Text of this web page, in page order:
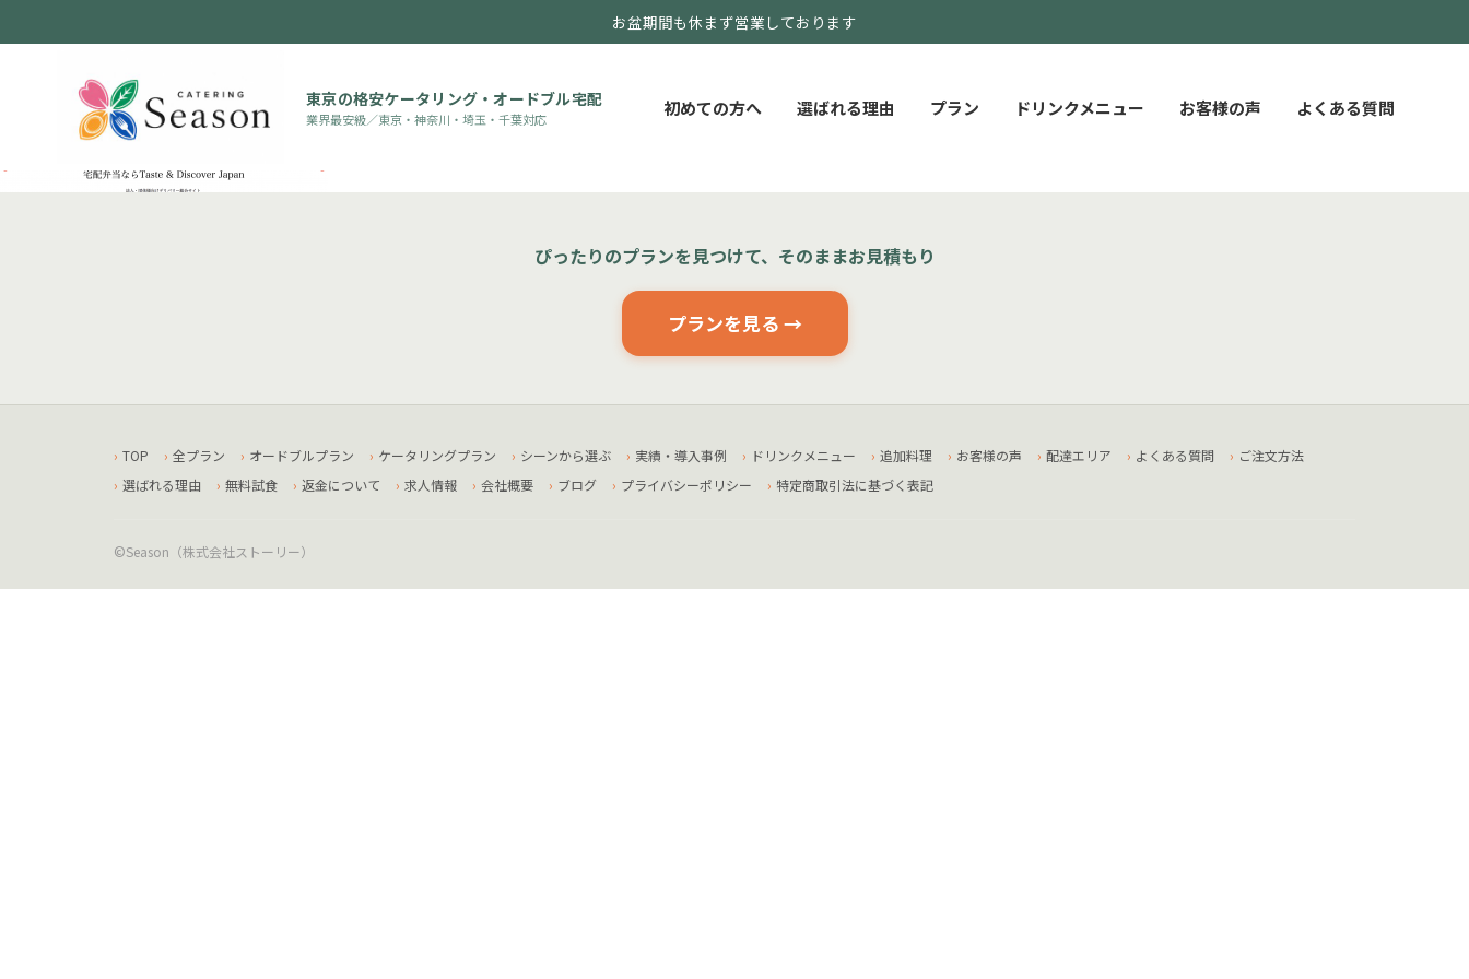
お盆期間も休まず営業しております
東京の格安ケータリング・オードブル宅配
業界最安級／東京・神奈川・埼玉・千葉対応 初めての方へ 選ばれる理由 プラン ドリンクメニュー お客様の声 よくある質問
ぴったりのプランを見つけて、そのままお見積もり
プランを見る →
TOP 全プラン オードブルプラン ケータリングプラン シーンから選ぶ 実績・導入事例 ドリンクメニュー 追加料理 お客様の声 配達エリア よくある質問
ご注文方法
選ばれる理由
無料試食 返金について 求人情報 会社概要 ブログ プライバシーポリシー 特定商取引法に基づく表記
©Season（株式会社ストーリー）